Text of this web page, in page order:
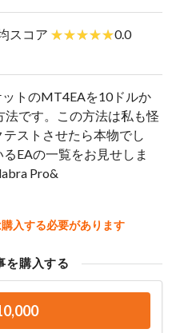
スコア 0.0
トのMT4EAを10ドルか
法です。この方法は私も怪
ストさせたら本物でし
EAの一覧をお見せしま
Pro&
入する必要があります
を購入する